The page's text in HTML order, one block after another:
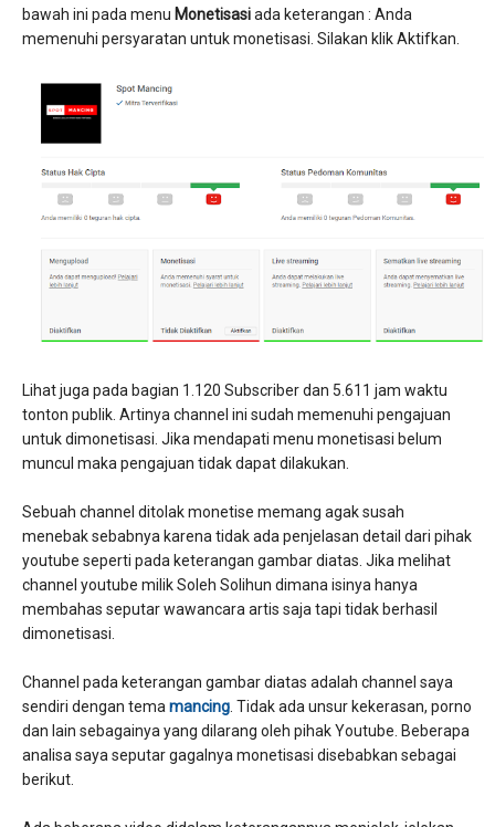
bawah ini pada menu Monetisasiada keterangan : Anda
memenuhi persyaratan untuk monetisasi. Silakan klik Aktifkan.
Lihat juga pada bagian 1.120 Subscriber dan 5.611 jam waktu
tonton publik. Artinya channel ini sudah memenuhi pengajuan
untuk dimonetisasi. Jika mendapati menu monetisasi belum
muncul maka pengajuan tidak dapat dilakukan.
Sebuah channel ditolak monetise memang agak susah
menebak sebabnya karena tidak ada penjelasan detail dari pihak
youtube seperti pada keterangan gambar diatas. Jika melihat
channel youtube milik Soleh Solihun dimana isinya hanya
membahas seputar wawancara artis saja tapi tidak berhasil
dimonetisasi.
Channel pada keterangan gambar diatas adalah channel saya
sendiri dengan temamancing. Tidak ada unsur kekerasan, porno
dan lain sebagainya yang dilarang oleh pihak Youtube. Beberapa
analisa saya seputar gagalnya monetisasi disebabkan sebagai
berikut.